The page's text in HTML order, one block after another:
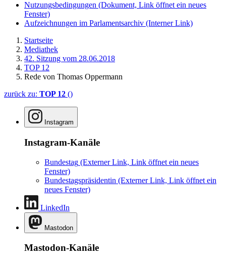
Nutzungsbedingungen (Dokument, Link öffnet ein neues
Fenster)
Aufzeichnungen im Parlamentsarchiv (Interner Link)
Startseite
Mediathek
42. Sitzung vom 28.06.2018
TOP 12
Rede von Thomas Oppermann
zurück zu: TOP 12 ()
Instagram
Instagram-Kanäle
Bundestag (Externer Link, Link öffnet ein neues
Fenster)
Bundestagspräsidentin (Externer Link, Link öffnet ein
neues Fenster)
LinkedIn
Mastodon
Mastodon-Kanäle